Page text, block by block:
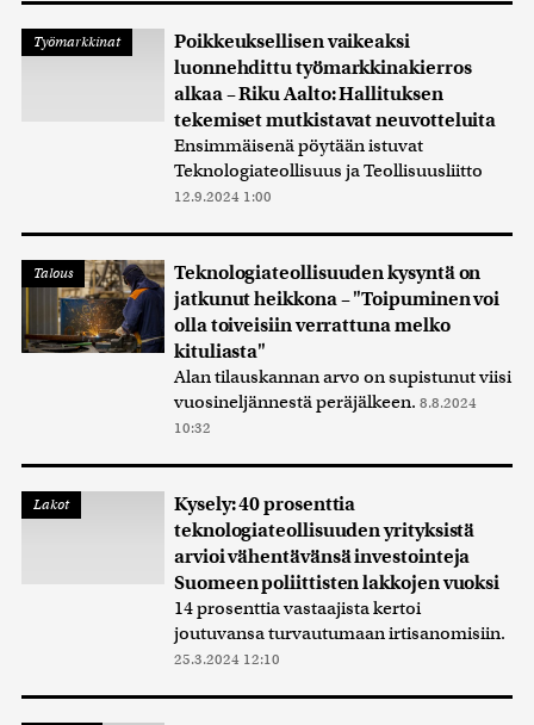
Työmarkkinat
Poikkeuksellisen vaikeaksi
luonnehdittu työmarkkinakierros
alkaa – Riku Aalto: Hallituksen
tekemiset mutkistavat neuvotteluita
Ensimmäisenä pöytään istuvat
Teknologiateollisuus ja Teollisuusliitto
12.9.2024 1:00
Talous
Teknologiateollisuuden kysyntä on
jatkunut heikkona – "Toipuminen voi
olla toiveisiin verrattuna melko
kituliasta"
Alan tilauskannan arvo on supistunut viisi
vuosineljännestä peräjälkeen. 8.8.2024
10:32
Lakot
Kysely: 40 prosenttia
teknologiateollisuuden yrityksistä
arvioi vähentävänsä investointeja
Suomeen poliittisten lakkojen vuoksi
14 prosenttia vastaajista kertoi
joutuvansa turvautumaan irtisanomisiin.
25.3.2024 12:10